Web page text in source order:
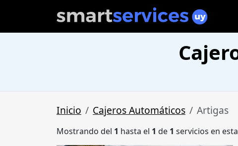
Inicio Cajeros Automáticos Artigas
Mostrando del 1 hasta el 1 de 1 servicios en